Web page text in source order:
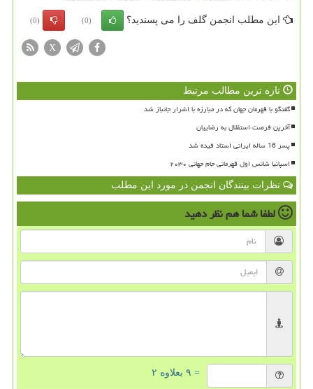
این مطلب انجمن گلف را می پسندید؟ (0)
(0)
X
تازه ترین مطالب مرتبط
گفتگو با قهرمان جهان که در مبارزه با اشرار جانباز شد
آخرین فرصت استقلال به رضاییان
پسر 16 ساله ایرانی استاد فیده شد
اسپانیا شانس اول قهرمانی جام جهانی ۲۰۳۰
نظرات بینندگان انجمن در مورد این مطلب
لطفا شما همنظر دهید
= ۹ بعلاوه ۲